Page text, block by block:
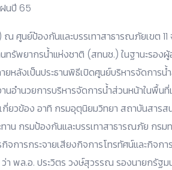
นปี 65
ศูนย์ป้องกันและบรรเทาสาธารณภัยเขต
ทรัพยากรน้ำแห่งชาติ (สทนช.) ในฐานะรอง
ยหลังเป็นประธานพิธีเปิดศูนย์บริหารจัดการ
นอำนวยการบริหารจัดการน้ำส่วนหน้าในพื้
กี่ยวข้อง อาทิ กรมอุตุนิยมวิทยา สถาบันสาร
าน กรมป้องกันและบรรเทาสาธารณภัย ก
จการกระจายเสียงกิจการโทรทัศน์และกิจก
า พล.อ. ประวิตร วงษ์สุวรรณ รองนายกรัฐม